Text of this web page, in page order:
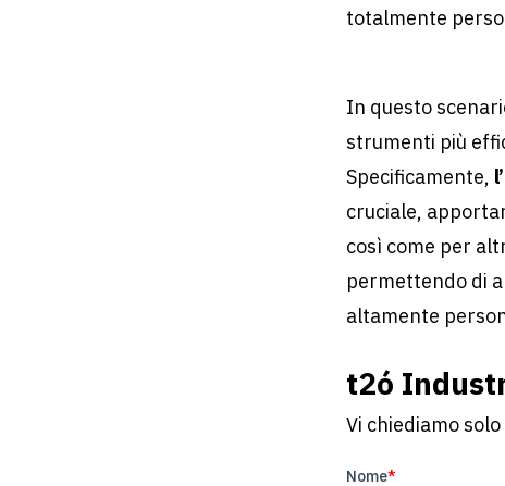
totalmente
In questo
strumenti più
Specificamente,
cruciale,
così come per
permettendo di
altamente